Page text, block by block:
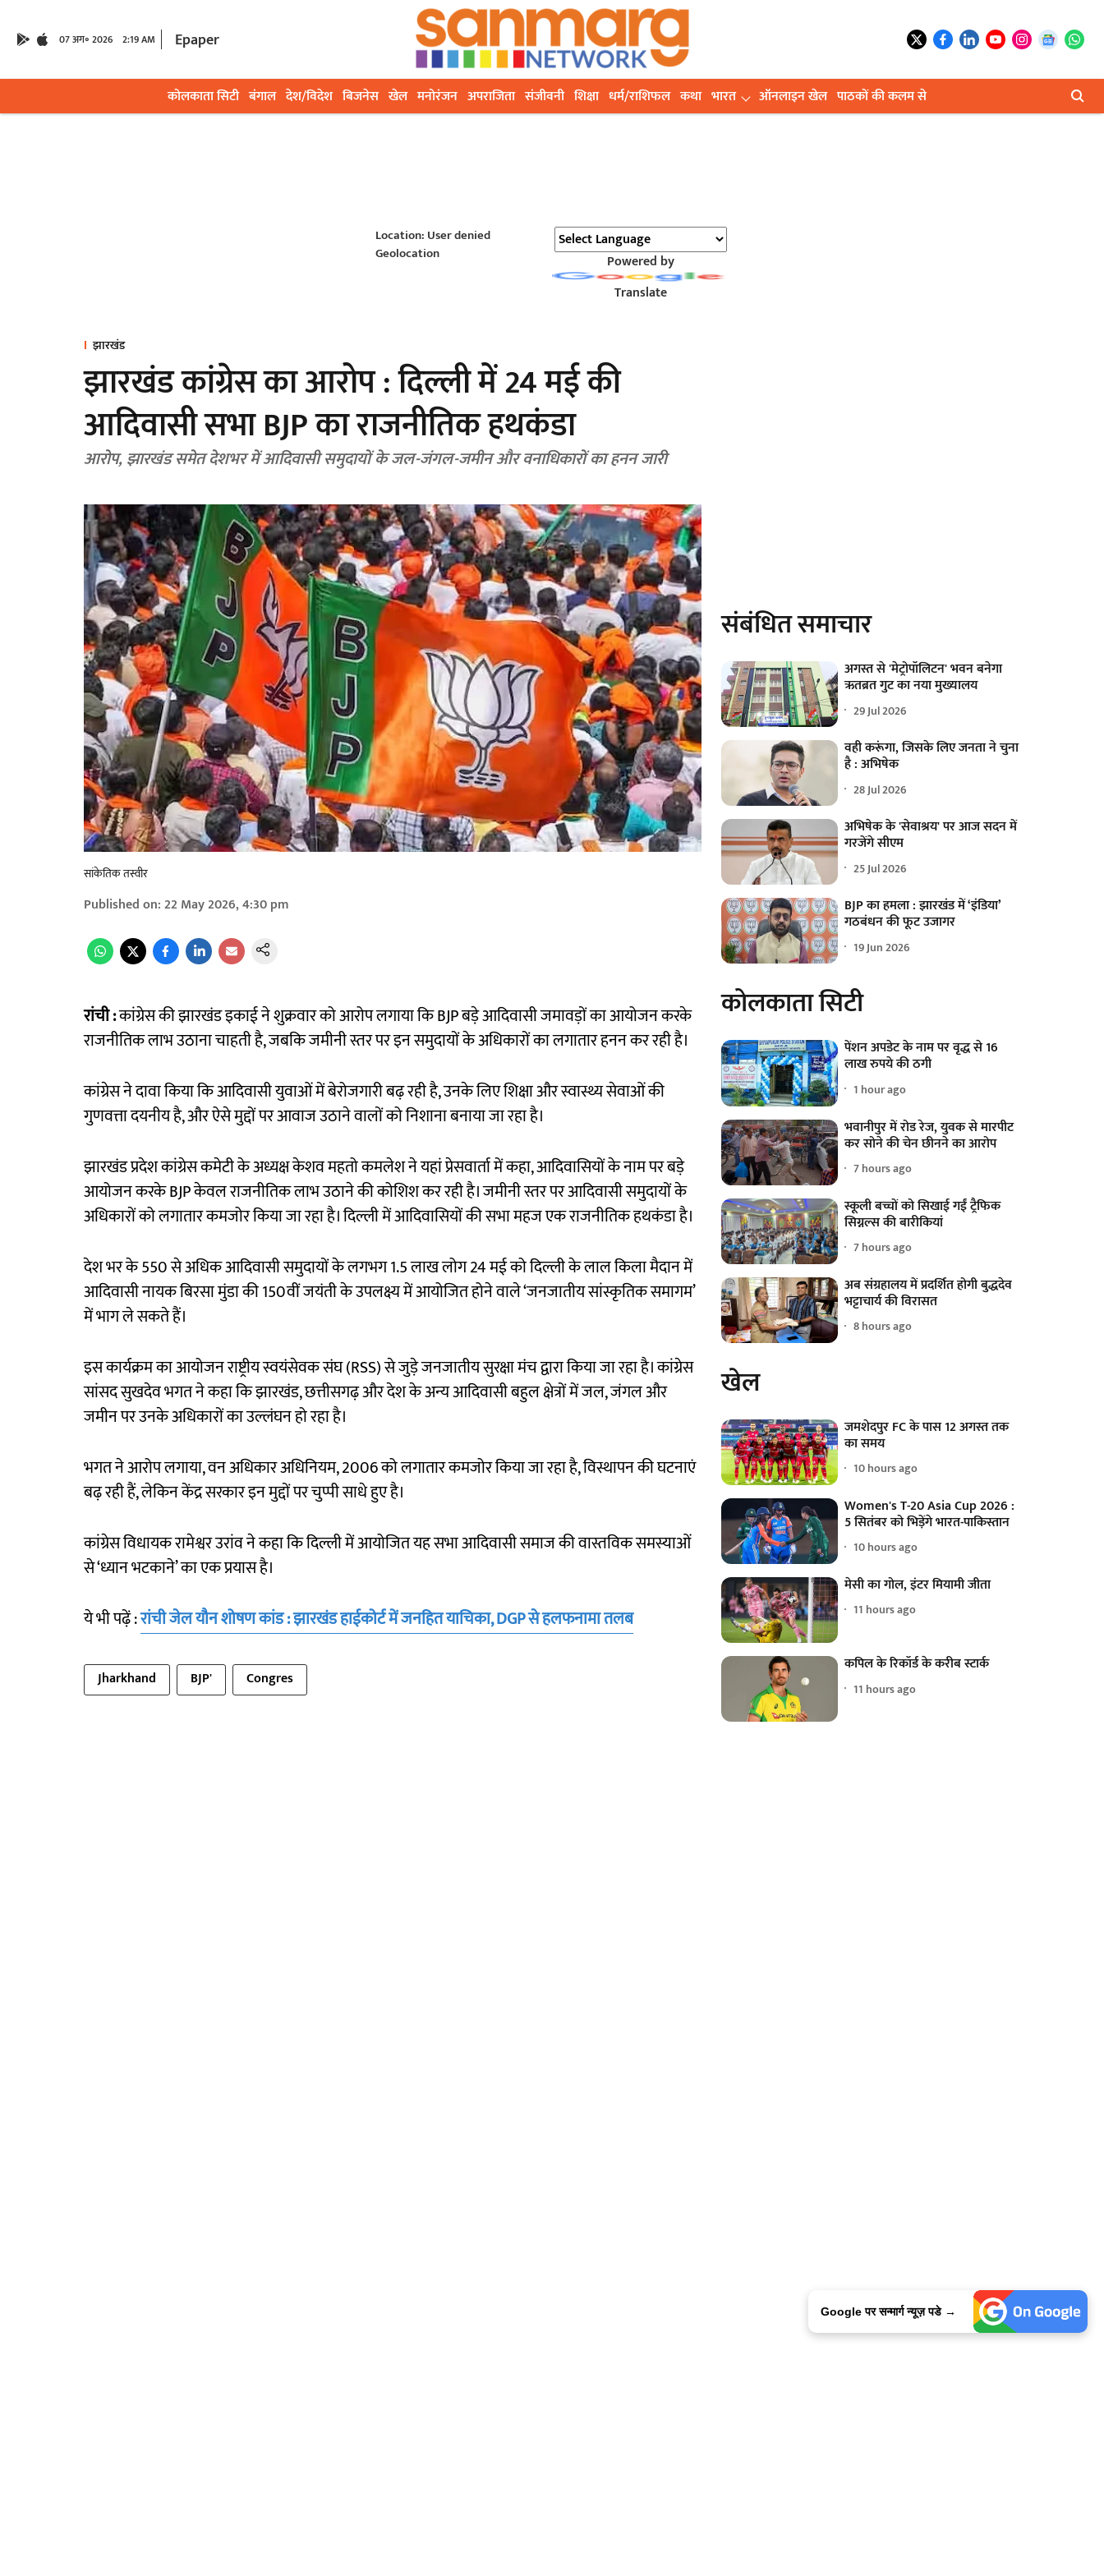
07 अग॰ 2026 2:19 AM Epaper
कोलकाता सिटी बंगाल देश/विदेश बिजनेस खेल मनोरंजन अपराजिता संजीवनी शिक्षा धर्म/राशिफल कथा भारत ऑनलाइन खेल पाठकों की कलम से
Location: User denied
Geolocation
Powered by
Translate
झारखंड
झारखंड कांग्रेस का आरोप : दिल्ली में 24 मई की
आदिवासी सभा BJP का राजनीतिक हथकंडा
आरोप, झारखंड समेत देशभर में आदिवासी समुदायों के जल-जंगल-जमीन और वनाधिकारों का हनन जारी
सांकेतिक तस्वीर
Published on:22 May 2026, 4:30 pm
रांची :कांग्रेस की झारखंड इकाई ने शुक्रवार को आरोप लगाया कि BJP बड़े आदिवासी जमावड़ों का आयोजन करके
राजनीतिक लाभ उठाना चाहती है, जबकि जमीनी स्तर पर इन समुदायों के अधिकारों का लगातार हनन कर रही है।
कांग्रेस ने दावा किया कि आदिवासी युवाओं में बेरोजगारी बढ़ रही है, उनके लिए शिक्षा और स्वास्थ्य सेवाओं की
गुणवत्ता दयनीय है, और ऐसे मुद्दों पर आवाज उठाने वालों को निशाना बनाया जा रहा है।
झारखंड प्रदेश कांग्रेस कमेटी के अध्यक्ष केशव महतो कमलेश ने यहां प्रेसवार्ता में कहा, आदिवासियों के नाम पर बड़े
आयोजन करके BJP केवल राजनीतिक लाभ उठाने की कोशिश कर रही है। जमीनी स्तर पर आदिवासी समुदायों के
अधिकारों को लगातार कमजोर किया जा रहा है। दिल्ली में आदिवासियों की सभा महज एक राजनीतिक हथकंडा है।
देश भर के 550 से अधिक आदिवासी समुदायों के लगभग 1.5 लाख लोग 24 मई को दिल्ली के लाल किला मैदान में
आदिवासी नायक बिरसा मुंडा की 150वीं जयंती के उपलक्ष्य में आयोजित होने वाले ‘जनजातीय सांस्कृतिक समागम’
में भाग ले सकते हैं।
इस कार्यक्रम का आयोजन राष्ट्रीय स्वयंसेवक संघ (RSS) से जुड़े जनजातीय सुरक्षा मंच द्वारा किया जा रहा है। कांग्रेस
सांसद सुखदेव भगत ने कहा कि झारखंड, छत्तीसगढ़ और देश के अन्य आदिवासी बहुल क्षेत्रों में जल, जंगल और
जमीन पर उनके अधिकारों का उल्लंघन हो रहा है।
भगत ने आरोप लगाया, वन अधिकार अधिनियम, 2006 को लगातार कमजोर किया जा रहा है, विस्थापन की घटनाएं
बढ़ रही हैं, लेकिन केंद्र सरकार इन मुद्दों पर चुप्पी साधे हुए है।
कांग्रेस विधायक रामेश्वर उरांव ने कहा कि दिल्ली में आयोजित यह सभा आदिवासी समाज की वास्तविक समस्याओं
से ‘ध्यान भटकाने’ का एक प्रयास है।
ये भी पढ़ें :रांची जेल यौन शोषण कांड : झारखंड हाईकोर्ट में जनहित याचिका, DGP से हलफनामा तलब
Jharkhand BJP' Congres
संबंधित समाचार
अगस्त से 'मेट्रोपॉलिटन' भवन बनेगा
ऋतब्रत गुट का नया मुख्यालय
29 Jul 2026
वही करूंगा, जिसके लिए जनता ने चुना
है : अभिषेक
28 Jul 2026
अभिषेक के 'सेवाश्रय' पर आज सदन में
गरजेंगे सीएम
25 Jul 2026
BJP का हमला : झारखंड में ‘इंडिया’
गठबंधन की फूट उजागर
19 Jun 2026
कोलकाता सिटी
पेंशन अपडेट के नाम पर वृद्ध से 16
लाख रुपये की ठगी
1 hour ago
भवानीपुर में रोड रेज, युवक से मारपीट
कर सोने की चेन छीनने का आरोप
7 hours ago
स्कूली बच्चों को सिखाई गईं ट्रैफिक
सिग्नल्स की बारीकियां
7 hours ago
अब संग्रहालय में प्रदर्शित होगी बुद्धदेव
भट्टाचार्य की विरासत
8 hours ago
खेल
जमशेदपुर FC के पास 12 अगस्त तक
का समय
10 hours ago
Women's T-20 Asia Cup 2026 :
5 सितंबर को भिड़ेंगे भारत-पाकिस्तान
10 hours ago
मेसी का गोल, इंटर मियामी जीता
11 hours ago
कपिल के रिकॉर्ड के करीब स्टार्क
11 hours ago
Google पर सन्मार्ग न्यूज़ पडे →